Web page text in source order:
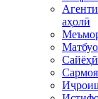
аҳолӣ
Сайёҳӣ